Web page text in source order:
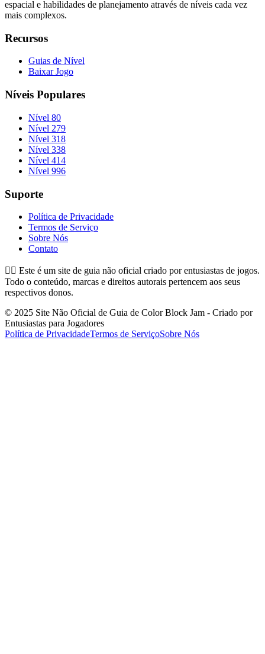
espacial e habilidades de planejamento através de níveis cada vez
mais complexos.
Recursos
Guias de Nível
Baixar Jogo
Níveis Populares
Nível 80
Nível 279
Nível 318
Nível 338
Nível 414
Nível 996
Suporte
Política de Privacidade
Termos de Serviço
Sobre Nós
Contato
👉🏻 Este é um site de guia não oficial criado por entusiastas de jogos.
Todo o conteúdo, marcas e direitos autorais pertencem aos seus
respectivos donos.
© 2025 Site Não Oficial de Guia de Color Block Jam - Criado por
Entusiastas para Jogadores
Política de PrivacidadeTermos de ServiçoSobre Nós